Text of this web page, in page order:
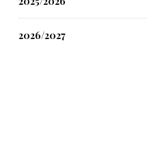
2026/2027